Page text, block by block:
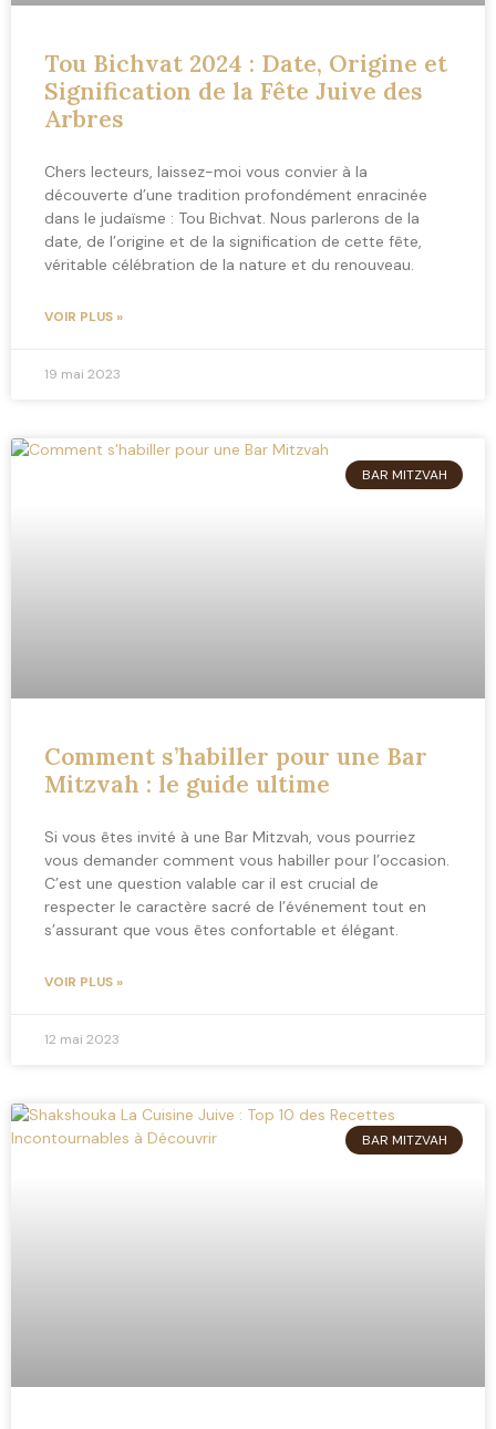
Tou Bichvat 2024 : Date, Origine et
Signification de la Fête Juive des
Arbres
Chers lecteurs, laissez-moi vous convier à la
découverte d’une tradition profondément enracinée
dans le judaïsme : Tou Bichvat. Nous parlerons de la
date, de l’origine et de la signification de cette fête,
véritable célébration de la nature et du renouveau.
VOIR PLUS »
19 mai 2023
BAR MITZVAH
Comment s’habiller pour une Bar
Mitzvah : le guide ultime
Si vous êtes invité à une Bar Mitzvah, vous pourriez
vous demander comment vous habiller pour l’occasion.
C’est une question valable car il est crucial de
respecter le caractère sacré de l’événement tout en
s’assurant que vous êtes confortable et élégant.
VOIR PLUS »
12 mai 2023
BAR MITZVAH